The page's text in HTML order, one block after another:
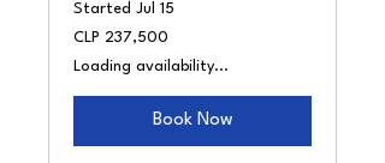
Started Jul 15
237,500
Chilean
pesos
CLP 237,500
Loading availability...
Book Now